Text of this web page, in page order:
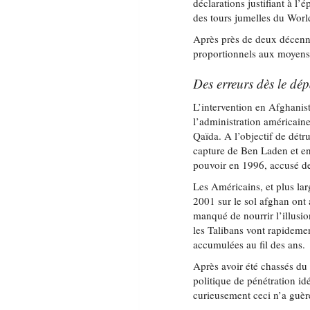
déclarations justifiant à
des tours jumelles du
Après près de deux
proportionnels aux
Des erreurs dès le
L’intervention en
l’administration
Qaïda. A l’objectif de
capture de Ben Laden et
pouvoir en 1996, accusé
Les Américains, et plus
2001 sur le sol afghan ont
manqué de nourrir
les Talibans vont
accumulées au fil des ans.
Après avoir été chassés
politique de pénétration
curieusement ceci n’a